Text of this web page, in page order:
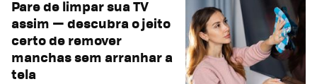
Pare de limpar sua TV
assim — descubra o jeito
certo de remover
manchas sem arranhar a
tela